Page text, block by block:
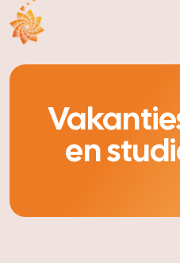
- Home pagina
en